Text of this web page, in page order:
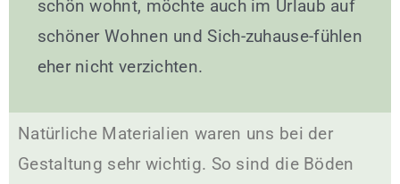
schön wohnt, möchte auch im Urlaub auf
schöner Wohnen und Sich-zuhause-fühlen
eher nicht verzichten.
Natürliche Materialien waren uns bei der
Gestaltung sehr wichtig. So sind die Böden